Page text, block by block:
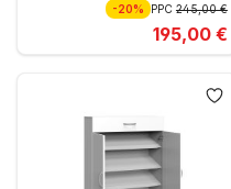
-20% PPC 245,00 €
195,00 €